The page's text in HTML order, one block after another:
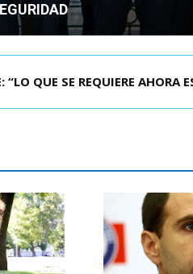
MAS POR IPC: “LA